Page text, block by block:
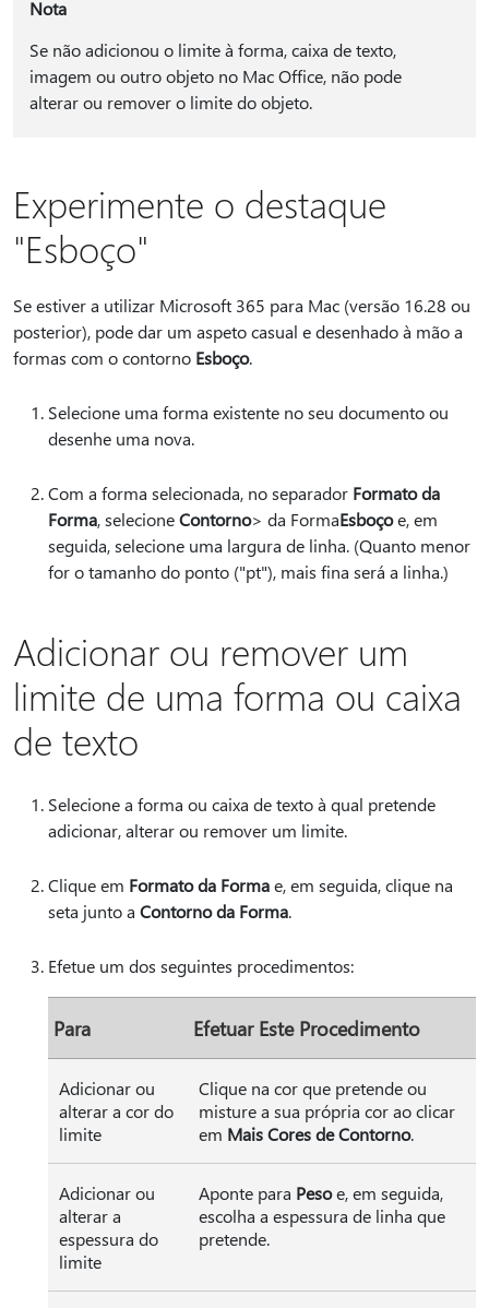
Nota
Se não adicionou o limite à forma, caixa de texto,
imagem ou outro objeto no Mac Office, não pode
alterar ou remover o limite do objeto.
Experimente o destaque
"Esboço"
Se estiver a utilizar Microsoft 365 para Mac (versão 16.28 ou
posterior), pode dar um aspeto casual e desenhado à mão a
formas com o contorno Esboço.
Selecione uma forma existente no seu documento ou
desenhe uma nova.
Com a forma selecionada, no separador Formato da
Forma, selecioneContorno> da FormaEsboçoe, em
seguida, selecione uma largura de linha. (Quanto menor
for o tamanho do ponto ("pt"), mais fina será a linha.)
Adicionar ou remover um
limite de uma forma ou caixa
de texto
Selecione a forma ou caixa de texto à qual pretende
adicionar, alterar ou remover um limite.
Clique em Formato da Formae, em seguida, clique na
seta junto a Contorno da Forma.
Efetue um dos seguintes procedimentos:
Para Efetuar Este Procedimento
Adicionar ou
alterar a cor do
limite
Clique na cor que pretende ou
misture a sua própria cor ao clicar
em Mais Cores de Contorno.
Adicionar ou
alterar a
espessura do
limite
Aponte para Pesoe, em seguida,
escolha a espessura de linha que
pretende.